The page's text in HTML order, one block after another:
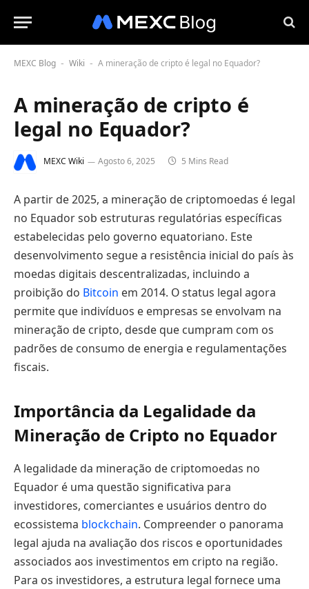
MEXC Blog - Wiki - A mineração de cripto é legal no Equador?
A mineração de cripto é
legal no Equador?
MEXC Wiki Agosto 6, 2025 5 Mins Read
A partir de 2025, a mineração de criptomoedas é legal
no Equador sob estruturas regulatórias específicas
estabelecidas pelo governo equatoriano. Este
desenvolvimento segue a resistência inicial do país às
moedas digitais descentralizadas, incluindo a
proibição do Bitcoin em 2014. O status legal agora
permite que indivíduos e empresas se envolvam na
mineração de cripto, desde que cumpram com os
padrões de consumo de energia e regulamentações
fiscais.
Importância da Legalidade da
Mineração de Cripto no Equador
A legalidade da mineração de criptomoedas no
Equador é uma questão significativa para
investidores, comerciantes e usuários dentro do
ecossistema blockchain. Compreender o panorama
legal ajuda na avaliação dos riscos e oportunidades
associados aos investimentos em cripto na região.
Para os investidores, a estrutura legal fornece uma